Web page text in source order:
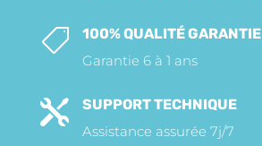

100% QUALITÉ GARANTIE
Garantie 6 à 1 ans

SUPPORT TECHNIQUE
Assistance assurée 7j/7